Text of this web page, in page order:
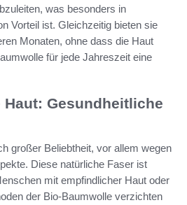
was besonders in
Vorteil ist. Gleichzeitig bieten sie
Monaten, ohne dass die Haut
für jede Jahreszeit eine
Gesundheitliche
großer Beliebtheit, vor allem wegen
Diese natürliche Faser ist
mit empfindlicher Haut oder
der Bio-Baumwolle verzichten